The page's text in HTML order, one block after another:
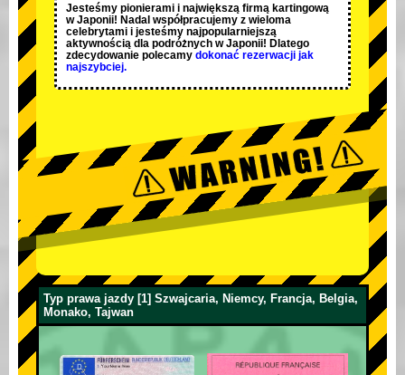
Jesteśmy pionierami i największą firmą kartingową
w Japonii! Nadal współpracujemy z wieloma
celebrytami i jesteśmy najpopularniejszą
aktywnością dla podróżnych w Japonii! Dlatego
zdecydowanie polecamy dokonać rezerwacji jak
najszybciej.
Typ prawa jazdy [1] Szwajcaria, Niemcy, Francja, Belgia,
Monako, Tajwan